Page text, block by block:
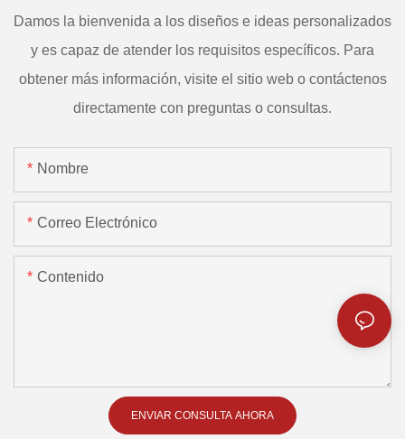
Damos la bienvenida a los diseños e ideas personalizados
y es capaz de atender los requisitos específicos. Para
obtener más información, visite el sitio web o contáctenos
directamente con preguntas o consultas.
Nombre
Correo Electrónico
Contenido
ENVIAR CONSULTA AHORA